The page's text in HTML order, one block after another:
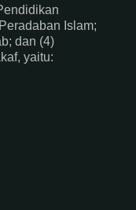
Islam;
dan (4)
yaitu: